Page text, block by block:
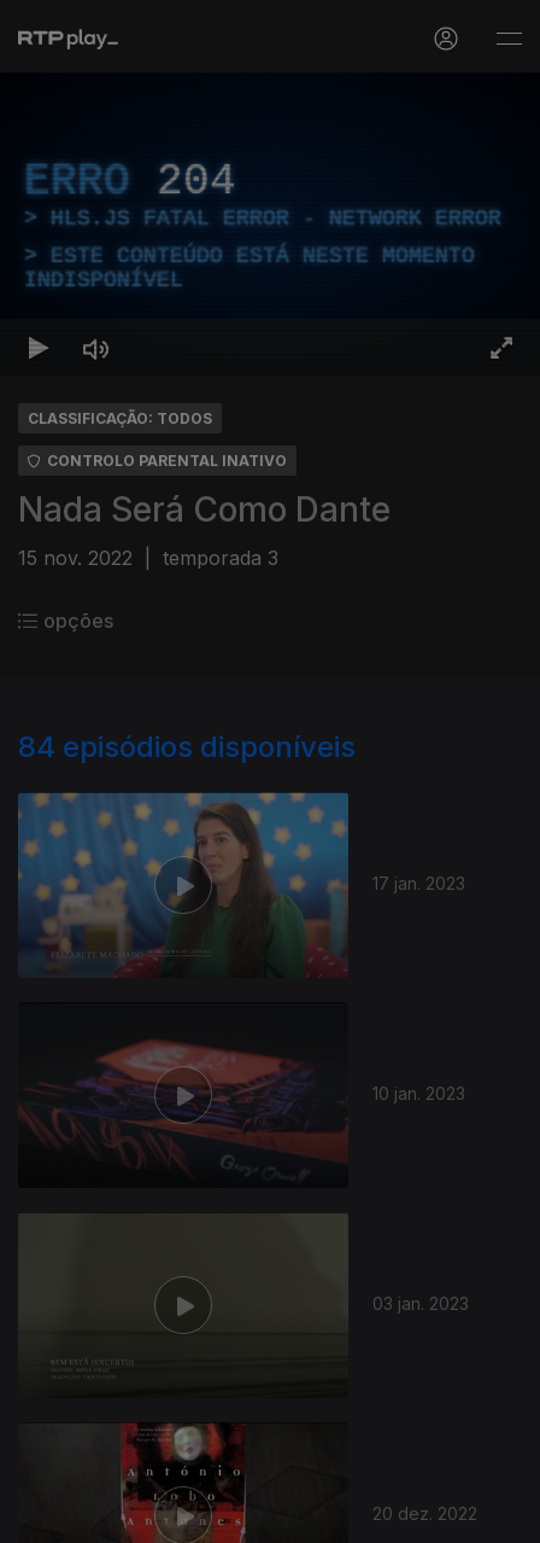
ERRO 204
HLS.JS FATAL ERROR - NETWORK ERROR
ESTE CONTEÚDO ESTÁ NESTE MOMENTO
INDISPONÍVEL
CLASSIFICAÇÃO: TODOS
CONTROLO PARENTAL INATIVO
Nada Será Como Dante
15 nov. 2022 temporada 3
opções
84 episódios disponíveis
17 jan. 2023
10 jan. 2023
03 jan. 2023
20 dez. 2022